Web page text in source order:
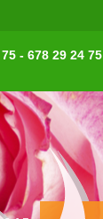
- 678 29 24 75